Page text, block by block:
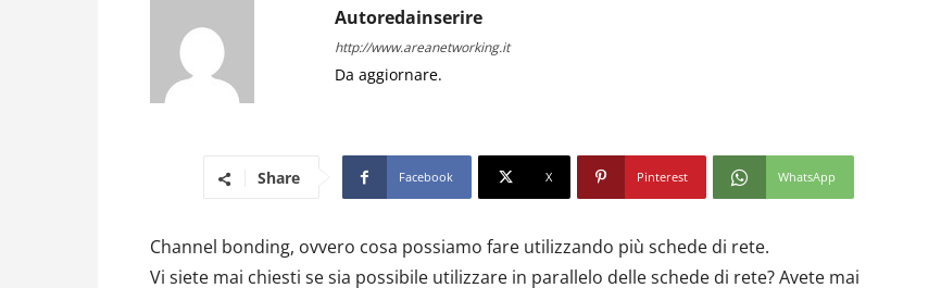
Autoredainserire
http://www.areanetworking.it
Da aggiornare.
Share Facebook X Pinterest WhatsApp
Channel bonding, ovvero cosa possiamo fare utilizzando più schede di rete.
Vi siete mai chiesti se sia possibile utilizzare in parallelo delle schede di rete? Avete mai